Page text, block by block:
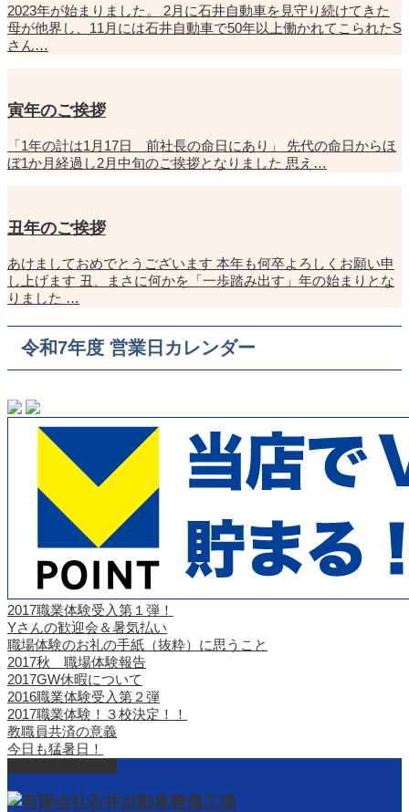
2023年が始まりました。 2月に石井自動車を見守り続けてきた
母が他界し、11月には石井自動車で50年以上働かれてこられたS
さん…
寅年のご挨拶
「1年の計は1月17日 前社長の命日にあり」 先代の命日からほ
ぼ1か月経過し2月中旬のご挨拶となりました 思え…
丑年のご挨拶
あけましておめでとうございます 本年も何卒よろしくお願い申
し上げます 丑、まさに何かを「一歩踏み出す」年の始まりとな
りました …
令和7年度 営業日カレンダー
2017職業体験受入第１弾！
Yさんの歓迎会＆暑気払い
職場体験のお礼の手紙（抜粋）に思うこと
2017秋 職場体験報告
2017GW休暇について
2016職業体験受入第２弾
2017職業体験！３校決定！！
教職員共済の意義
今日も猛暑日！